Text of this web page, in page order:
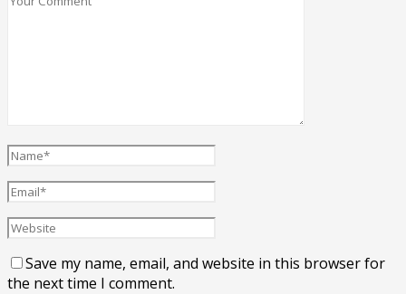
Save my name, email, and website in this browser for
the next time I comment.